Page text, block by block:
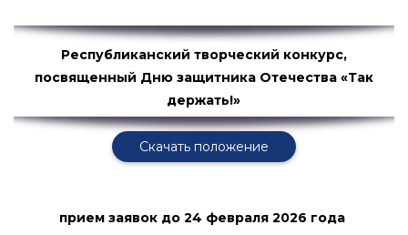
Республиканский творческий конкурс,
посвященный Дню защитника Отечества «Так
держать!»
Скачать положение
прием заявок до 24 февраля 2026 года